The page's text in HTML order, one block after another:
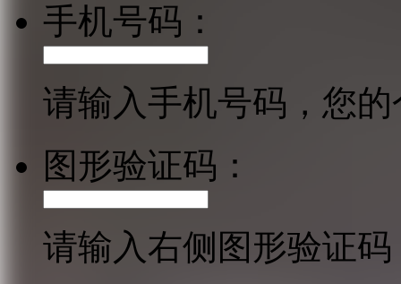
手机号码：
请输入手机号码，您
图形验证码：
请输入右侧图形验证码